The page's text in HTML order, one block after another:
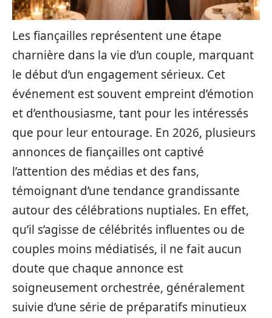
Les fiançailles représentent une étape
charnière dans la vie d’un couple, marquant
le début d’un engagement sérieux. Cet
événement est souvent empreint d’émotion
et d’enthousiasme, tant pour les intéressés
que pour leur entourage. En 2026, plusieurs
annonces de fiançailles ont captivé
l’attention des médias et des fans,
témoignant d’une tendance grandissante
autour des célébrations nuptiales. En effet,
qu’il s’agisse de célébrités influentes ou de
couples moins médiatisés, il ne fait aucun
doute que chaque annonce est
soigneusement orchestrée, généralement
suivie d’une série de préparatifs minutieux